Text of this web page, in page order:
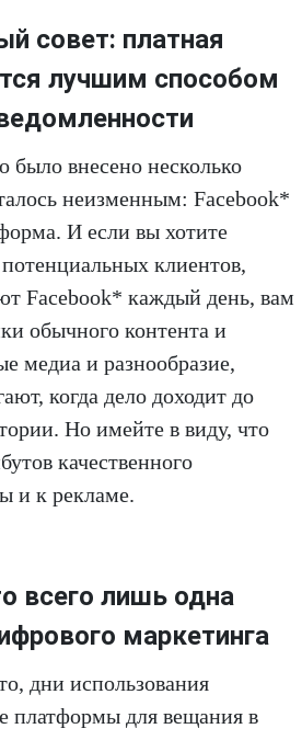
совет: платная
лучшим способом
было внесено несколько
неизменным: Facebook*
И если вы хотите
клиентов,
Facebook* каждый день, вам
обычного контента и
медиа и разнообразие,
когда дело доходит до
Но имейте в виду, что
качественного
и к рекламе.
всего лишь одна
маркетинга
дни использования
платформы для вещания в